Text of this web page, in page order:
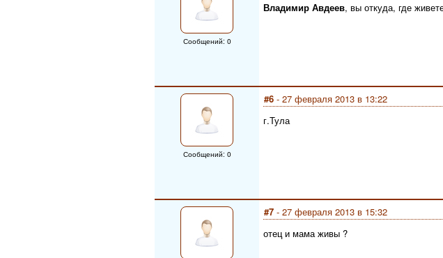
Сообщений: 0
Владимир Авдеев, вы откуда, где
Сообщений: 0
#6 - 27 февраля 2013 в 13:22
г.Тула
#7 - 27 февраля 2013 в 15:32
отец и мама живы ?